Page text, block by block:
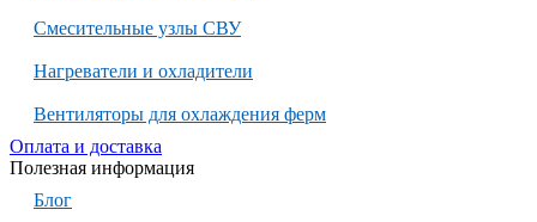
Смесительные узлы СВУ
Нагреватели и охладители
Вентиляторы для охлаждения ферм
Оплата и доставка
Полезная информация
Блог